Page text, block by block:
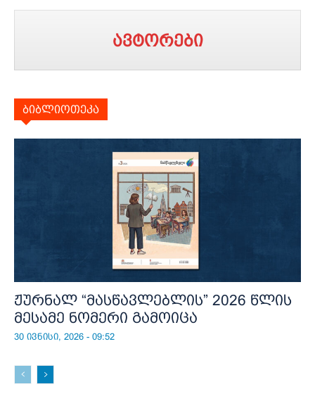
ავტორები
ბიბლიოთეკა
ჟურნალ “მასწავლებლის” 2026 წლის
მესამე ნომერი გამოიცა
30 ივნისი, 2026 - 09:52